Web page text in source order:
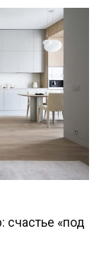
счастье «под